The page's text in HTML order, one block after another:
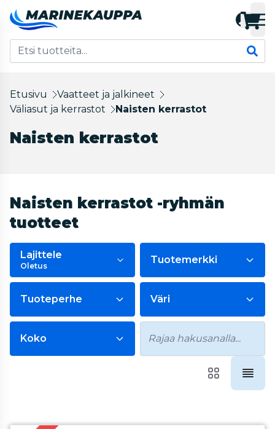
Etusivu
Vaatteet ja jalkineet
Väliasut ja kerrastot
Naisten kerrastot
Naisten kerrastot
Naisten kerrastot -ryhmän
tuotteet
Lajittele
Oletus
Tuotemerkki
Tuoteperhe Väri
Koko